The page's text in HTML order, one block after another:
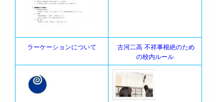
ラーケーションについて
古河二高 不祥事根絶のため
の校内ルール